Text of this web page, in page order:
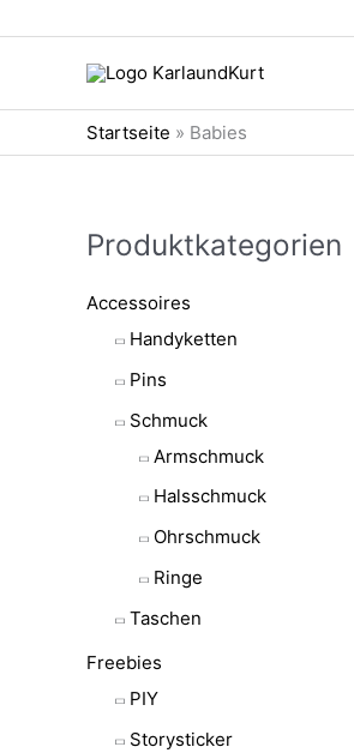
Inhalt
Startseite » Babies
Produktkategorien
Accessoires
Handyketten
Pins
Schmuck
Armschmuck
Halsschmuck
Ohrschmuck
Ringe
Taschen
Freebies
PIY
Storysticker